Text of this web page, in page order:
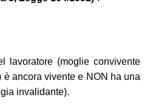
lavoratore (moglie convivente
ancora vivente e NON ha una
invalidante).